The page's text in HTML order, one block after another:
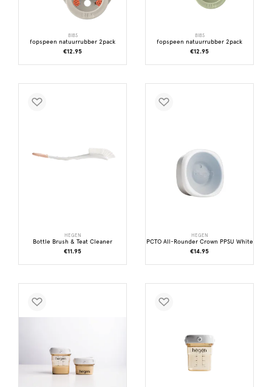
BIBS
fopspeen natuurrubber 2pack
€12.95
BIBS
fopspeen natuurrubber 2pack
€12.95
HEGEN
Bottle Brush & Teat Cleaner
€11.95
HEGEN
PCTO All-Rounder Crown PPSU White
€14.95